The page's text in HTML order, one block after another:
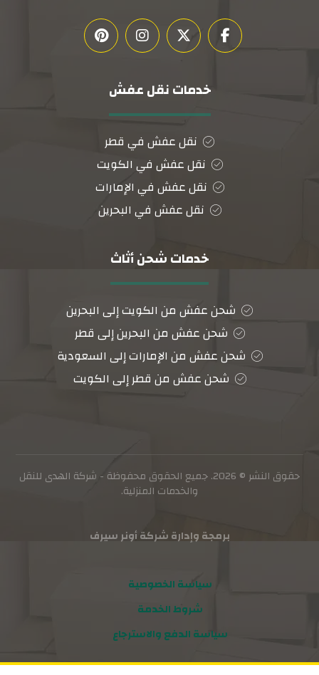
خدمات نقل عفش
نقل عفش في قطر
نقل عفش في الكويت
نقل عفش في الإمارات
نقل عفش في البحرين
خدمات شحن أثاث
شحن عفش من الكويت إلى البحرين
شحن عفش من البحرين إلى قطر
شحن عفش من الإمارات إلى السعودية
شحن عفش من قطر إلى الكويت
حقوق النشر © 2026. جميع الحقوق محفوظة - شركة الهدى للنقل
والخدمات المنزلية.
برمجة وإدارة شركة أونر سيرف
سياسة الخصوصية
شروط الخدمة
سياسة الدفع والاسترجاع